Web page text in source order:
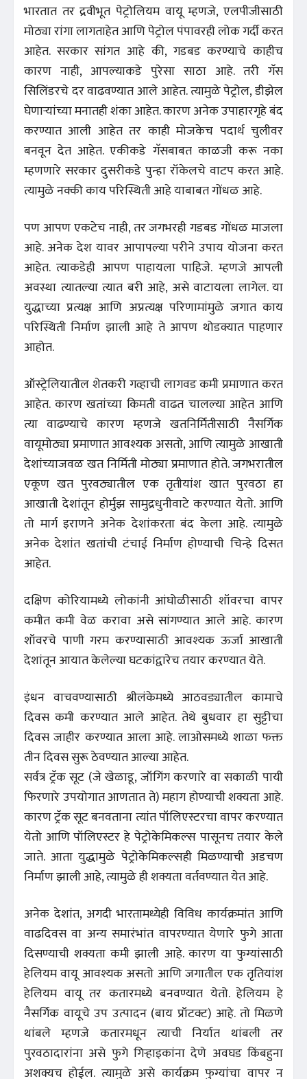
भारतात तर द्रवीभूत पेट्रोलियम वायू म्हणजे, एलपीजीसाठी
मोठ्या रांगा लागताहेत आणि पेट्रोल पंपावरही लोक गर्दी करत
आहेत. सरकार सांगत आहे की, गडबड करण्याचे काहीच
कारण नाही, आपल्याकडे पुरेसा साठा आहे. तरी गॅस
सिलिंडरचे दर वाढवण्यात आले आहेत. त्यामुळे पेट्रोल, डीझेल
घेणाऱ्यांच्या मनातही शंका आहेत. कारण अनेक उपाहारगृहे बंद
करण्यात आली आहेत तर काही मोजकेच पदार्थ चुलीवर
बनवून देत आहेत. एकीकडे गॅसबाबत काळजी करू नका
म्हणणारे सरकार दुसरीकडे पुन्हा रॉकेलचे वाटप करत आहे.
त्यामुळे नक्की काय परिस्थिती आहे याबाबत गोंधळ आहे.
पण आपण एकटेच नाही, तर जगभरही गडबड गोंधळ माजला
आहे. अनेक देश यावर आपापल्या परीने उपाय योजना करत
आहेत. त्याकडेही आपण पाहायला पाहिजे. म्हणजे आपली
अवस्था त्यातल्या त्यात बरी आहे, असे वाटायला लागेल. या
युद्धाच्या प्रत्यक्ष आणि अप्रत्यक्ष परिणामांमुळे जगात काय
परिस्थिती निर्माण झाली आहे ते आपण थोडक्यात पाहणार
आहोत.
ऑस्ट्रेलियातील शेतकरी गव्हाची लागवड कमी प्रमाणात करत
आहेत. कारण खतांच्या किमती वाढत चालल्या आहेत आणि
त्या वाढण्याचे कारण म्हणजे खतनिर्मितीसाठी नैसर्गिक
वायूमोठ्या प्रमाणात आवश्यक असतो, आणि त्यामुळे आखाती
देशांच्याजवळ खत निर्मिती मोठ्या प्रमाणात होते. जगभरातील
एकूण खत पुरवठ्यातील एक तृतीयांश खात पुरवठा हा
आखाती देशांतून होर्मुझ सामुद्रधुनीवाटे करण्यात येतो. आणि
तो मार्ग इराणने अनेक देशांकरता बंद केला आहे. त्यामुळे
अनेक देशांत खतांची टंचाई निर्माण होण्याची चिन्हे दिसत
आहेत.
दक्षिण कोरियामध्ये लोकांनी आंघोळीसाठी शॉवरचा वापर
कमीत कमी वेळ करावा असे सांगण्यात आले आहे. कारण
शॉवरचे पाणी गरम करण्यासाठी आवश्यक ऊर्जा आखाती
देशांतून आयात केलेल्या घटकांद्वारेच तयार करण्यात येते.
इंधन वाचवण्यासाठी श्रीलंकेमध्ये आठवड्यातील कामाचे
दिवस कमी करण्यात आले आहेत. तेथे बुधवार हा सुट्टीचा
दिवस जाहीर करण्यात आला आहे. लाओसमध्ये शाळा फक्त
तीन दिवस सुरू ठेवण्यात आल्या आहेत.
सर्वत्र ट्रॅक सूट (जे खेळाडू, जॉगिंग करणारे वा सकाळी पायी
फिरणारे उपयोगात आणतात ते) महाग होण्याची शक्यता आहे.
कारण ट्रॅक सूट बनवताना त्यांत पॉलिएस्टरचा वापर करण्यात
येतो आणि पॉलिएस्टर हे पेट्रोकेमिकल्स पासूनच तयार केले
जाते. आता युद्धामुळे पेट्रोकेमिकल्सही मिळण्याची अडचण
निर्माण झाली आहे, त्यामुळे ही शक्यता वर्तवण्यात येत आहे.
अनेक देशांत, अगदी भारतामध्येही विविध कार्यक्रमांत आणि
वाढदिवस वा अन्य समारंभांत वापरण्यात येणारे फुगे आता
दिसण्याची शक्यता कमी झाली आहे. कारण या फुग्यांसाठी
हेलियम वायू आवश्यक असतो आणि जगातील एक तृतियांश
हेलियम वायू तर कतारमध्ये बनवण्यात येतो. हेलियम हे
नैसर्गिक वायूचे उप उत्पादन (बाय प्रॉटक्ट) आहे. तो मिळणे
थांबले म्हणजे कतारमधून त्याची निर्यात थांबली तर
पुरवठादारांना असे फुगे गिऱ्हाइकांना देणे अवघड किंबहुना
अशक्यच होईल. त्यामुळे असे कार्यक्रम फुग्यांचा वापर न